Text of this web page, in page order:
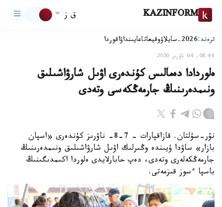
KAZINFORM ق ز
ترەند:2026-سايلاۋ وقيعاتاعايىنداۋاقوردا
08:44, 04 ناۋرىز 2020
ەلوردادا دەمالىس كۇندەرى اۋىل شارۋاشىلىق
ونىمدەرىنىڭ جارمەڭكەسى وتەدى
نۇر-سۇلتان. قازاقپارات – 7-8- ناۋرىز كۇندەرى «اسپان
بازار» ساۋدا ۇيىندە وڭىرلىك اۋىل شارۋاشىلىق ونىمدەرىنىڭ
جارمەڭكەلەرى وتەدى، دەپ حابارلايدى ەلوردا اكىمدىگىنىڭ
باسپا ءسوز قىزمەتى.